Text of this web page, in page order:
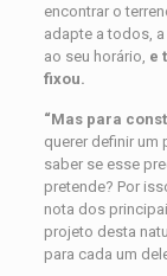
encontrar o
adapte a todos,
ao seu horário, e
fixou.
“Mas para
querer definir um
saber se esse
pretende? Por
nota dos
projeto desta
para cada um